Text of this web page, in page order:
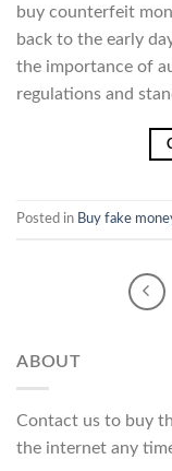
buy counterfeit
back to the early
the importance of
regulations and
Posted in Buy fake
ABOUT
Contact us to buy
the internet any